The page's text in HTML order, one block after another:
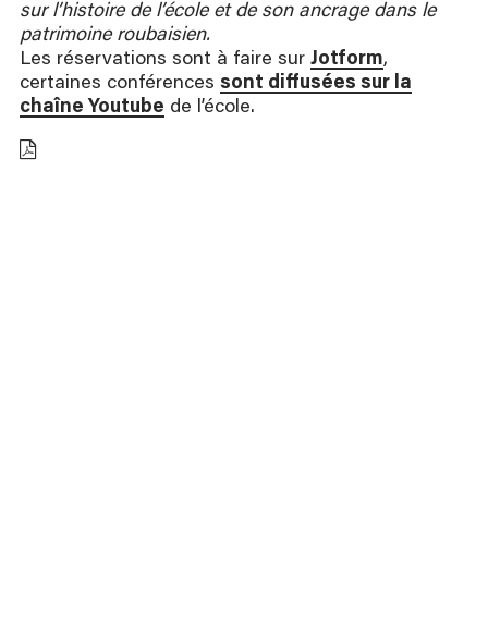
sur l’histoire de l’école et de son ancrage dans le
patrimoine roubaisien.
Les réservations sont à faire sur Jotform,
certaines conférences sont diffusées sur la
chaîne Youtube de l’école.